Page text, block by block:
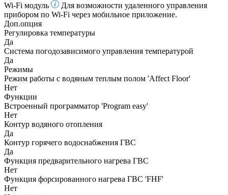
Wi-Fi модуль
Для возможности удаленного управления
прибором по Wi-Fi через мобильное приложение.
Доп.опция
Регулировка температуры
Да
Система погодозависимого управления температурой
Да
Режимы
Режим работы с водяным теплым полом 'Affect Floor'
Нет
Функции
Встроенный программатор 'Program easy'
Нет
Контур водяного отопления
Да
Контур горячего водоснабжения ГВС
Да
Функция предварительного нагрева ГВС
Нет
Функция форсированного нагрева ГВС 'FHF'
Нет